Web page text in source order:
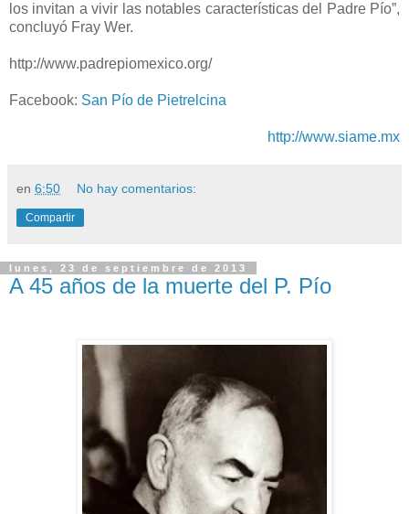
los invitan a vivir las notables características del Padre Pío”,
concluyó Fray Wer.
http://www.padrepiomexico.org/
Facebook: San Pío de Pietrelcina
http://www.siame.mx
en 6:50 No hay comentarios:
Compartir
lunes, 23 de septiembre de 2013
A 45 años de la muerte del P. Pío